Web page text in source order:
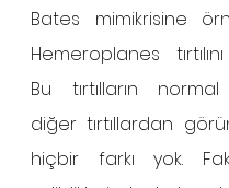
Bates mimikrisine
Hemeroplanes
Bu tırtılların
diğer tırtıllardan
hiçbir farkı yok.